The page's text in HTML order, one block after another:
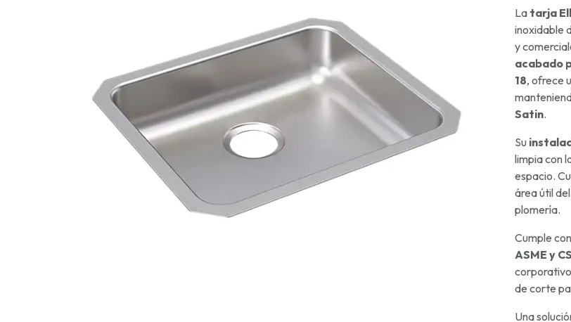
La tarja
inoxidable
y
acabado
18, ofrece
Satin.
Su
limpia con
espacio.
área útil
plomería.
Cumple con
ASME y
de corte
Una